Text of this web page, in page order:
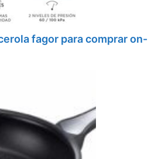
fagor para comprar on-